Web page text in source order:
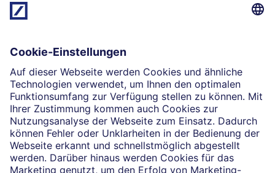
Direktabschluss möglich
Geld anlegen
Die selbstständigen Finanzberater:innen beraten in
Finanzgeschäften, die sie für die Deutsche Bank AG
vermitteln dürfen. Das Einverständnis zu den dabei
vermittelten Verträgen sowie in diesem
Zusammenhang erforderliche Erklärungen werden